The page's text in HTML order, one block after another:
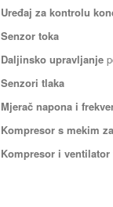
Uređaj za kontrolu
Senzor toka
Daljinsko upravljanje
Senzori tlaka
Mjerač napona i
Kompresor s mekim
Kompresor i ventilator